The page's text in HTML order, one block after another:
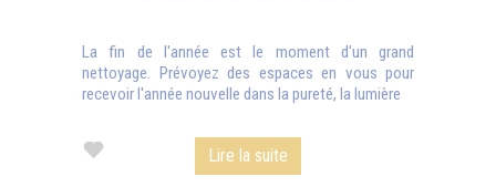
La fin de l'année est le moment d'un grand
nettoyage. Prévoyez des espaces en vous pour
recevoir l'année nouvelle dans la pureté, la lumière
Lire la suite